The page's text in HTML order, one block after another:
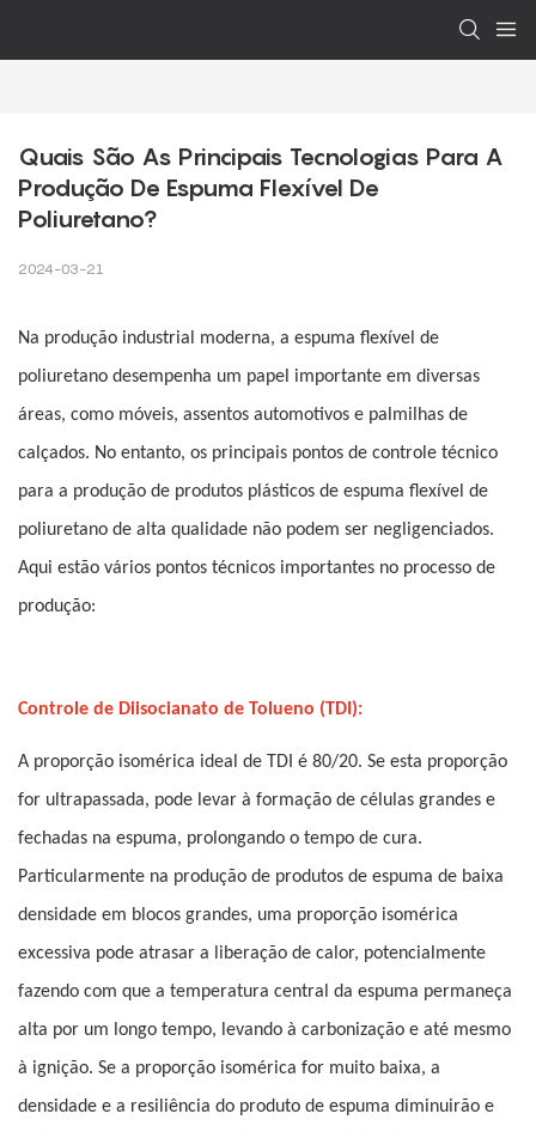
Quais São As Principais Tecnologias Para A
Produção De Espuma Flexível De
Poliuretano?
2024-03-21
Na produção industrial moderna, a espuma flexível de
poliuretano desempenha um papel importante em diversas
áreas, como móveis, assentos automotivos e palmilhas de
calçados. No entanto, os principais pontos de controle técnico
para a produção de produtos plásticos de espuma flexível de
poliuretano de alta qualidade não podem ser negligenciados.
Aqui estão vários pontos técnicos importantes no processo de
produção:
Controle de Diisocianato de Tolueno (TDI):
A proporção isomérica ideal de TDI é 80/20. Se esta proporção
for ultrapassada, pode levar à formação de células grandes e
fechadas na espuma, prolongando o tempo de cura.
Particularmente na produção de produtos de espuma de baixa
densidade em blocos grandes, uma proporção isomérica
excessiva pode atrasar a liberação de calor, potencialmente
fazendo com que a temperatura central da espuma permaneça
alta por um longo tempo, levando à carbonização e até mesmo
à ignição. Se a proporção isomérica for muito baixa, a
densidade e a resiliência do produto de espuma diminuirão e